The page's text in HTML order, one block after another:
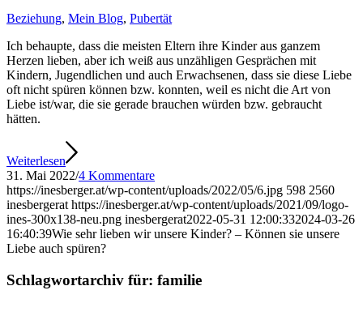
Beziehung, Mein Blog, Pubertät
Ich behaupte, dass die meisten Eltern ihre Kinder aus ganzem
Herzen lieben, aber ich weiß aus unzähligen Gesprächen mit
Kindern, Jugendlichen und auch Erwachsenen, dass sie diese Liebe
oft nicht spüren können bzw. konnten, weil es nicht die Art von
Liebe ist/war, die sie gerade brauchen würden bzw. gebraucht
hätten.
Weiterlesen
31. Mai 2022/4 Kommentare
https://inesberger.at/wp-content/uploads/2022/05/6.jpg 598 2560
inesbergerat https://inesberger.at/wp-content/uploads/2021/09/logo-
ines-300x138-neu.png inesbergerat2022-05-31 12:00:332024-03-26
16:40:39Wie sehr lieben wir unsere Kinder? – Können sie unsere
Liebe auch spüren?
Schlagwortarchiv für: familie